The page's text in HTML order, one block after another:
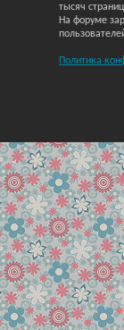
тысяч
На форуме
Политика